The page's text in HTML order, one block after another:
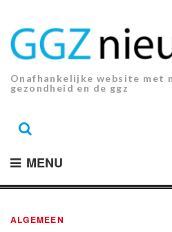
inhoud.
Onafhankelijke website met
gezondheid en de ggz
MENU
ALGEMEEN